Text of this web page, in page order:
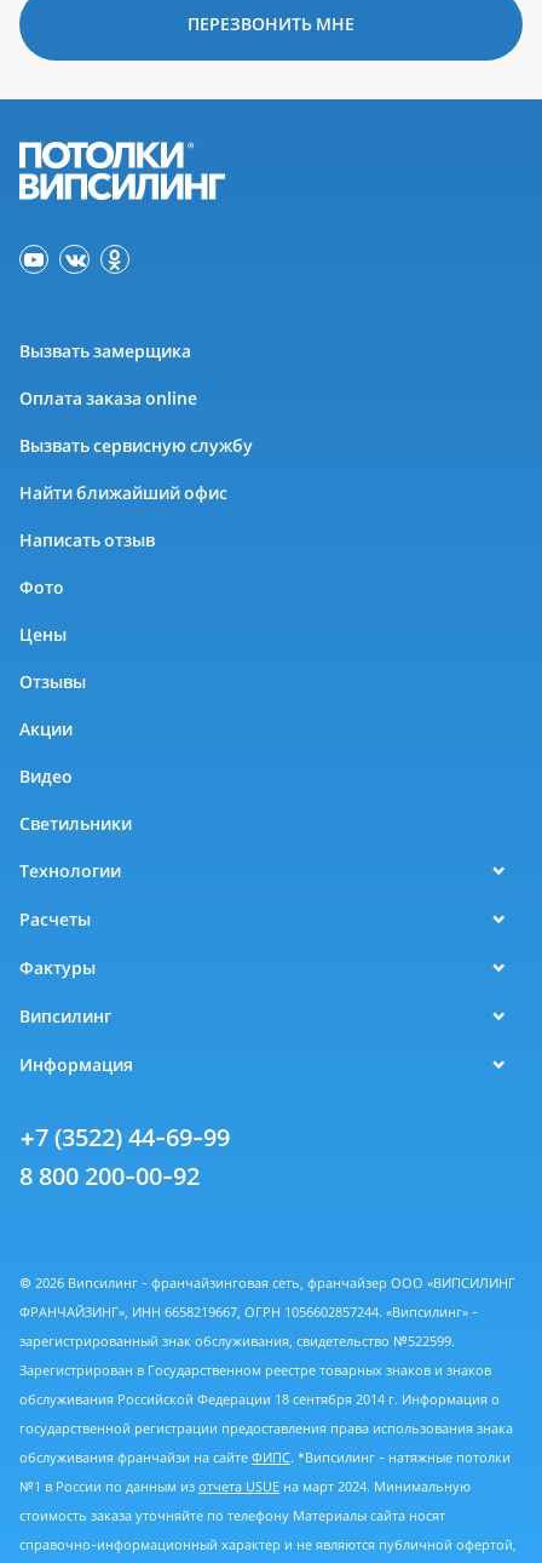
ПЕРЕЗВОНИТЬ МНЕ
Вызвать замерщика
Оплата заказа online
Вызвать сервисную службу
Найти ближайший офис
Написать отзыв
Фото
Цены
Отзывы
Акции
Видео
Светильники
Технологии
Расчеты
Фактуры
Випсилинг
Информация
+7 (3522) 44-69-99
8 800 200-00-92
© 2026 Випсилинг - франчайзинговая сеть, франчайзер ООО «ВИПСИЛИНГ
ФРАНЧАЙЗИНГ», ИНН 6658219667, ОГРН 1056602857244. «Випсилинг» -
зарегистрированный знак обслуживания, свидетельство №522599.
Зарегистрирован в Государственном реестре товарных знаков и знаков
обслуживания Российской Федерации 18 сентября 2014 г. Информация о
государственной регистрации предоставления права использования знака
обслуживания франчайзи на сайте ФИПС. *Випсилинг - натяжные потолки
№1 в России по данным из отчета USUE на март 2024. Минимальную
стоимость заказа уточняйте по телефону Материалы сайта носят
справочно-информационный характер и не являются публичной офертой,